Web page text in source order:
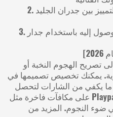
2. تم تحسين التأثيرات البصرية والتمييز بين جدران الجليد
3. تم تحديد أقصى ارتفاع يمكن الوصول إليه باستخدام جدار
إلى تصريح الهجوم النخبة أو
يمكنك تخصيص تصميمها في
يكفي من الشارات لتحصل
على مكافآت فاخرة مثل Playpal - المجد النمر ومظهر المركبة
ضوء النجوم. المزيد من